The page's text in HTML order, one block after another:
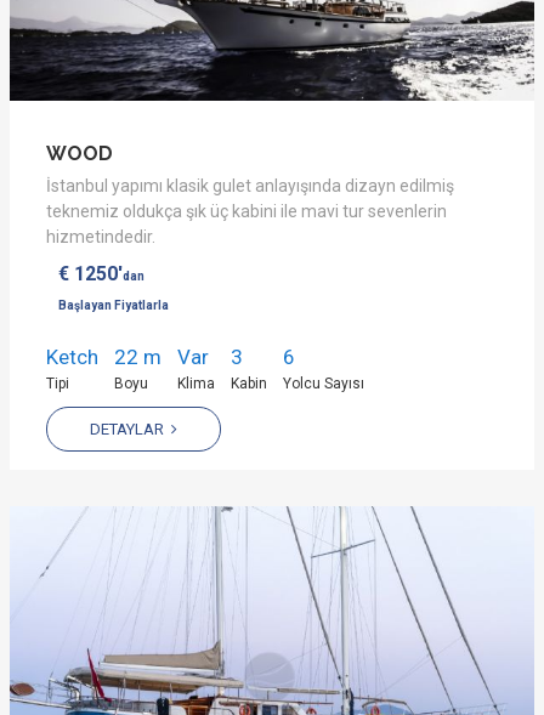
WOOD
İstanbul yapımı klasik gulet anlayışında dizayn edilmiş
teknemiz oldukça şık üç kabini ile mavi tur sevenlerin
hizmetindedir.
€ 1250'dan
Başlayan Fiyatlarla
Ketch
Tipi
22 m
Boyu
Var
Klima
3
Kabin
6
Yolcu Sayısı
DETAYLAR